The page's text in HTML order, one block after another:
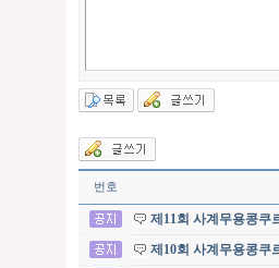
번호
제11회 사계무용콩쿠
제10회 사계무용콩쿠